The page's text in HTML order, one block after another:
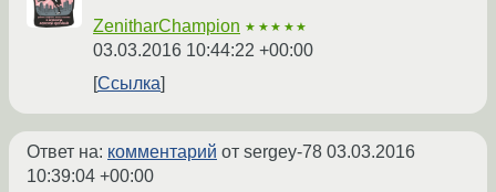
ZenitharChampion ★★★★★
03.03.2016 10:44:22 +00:00
Ссылка
Ответ на: комментарий от sergey-78 03.03.2016
10:39:04 +00:00